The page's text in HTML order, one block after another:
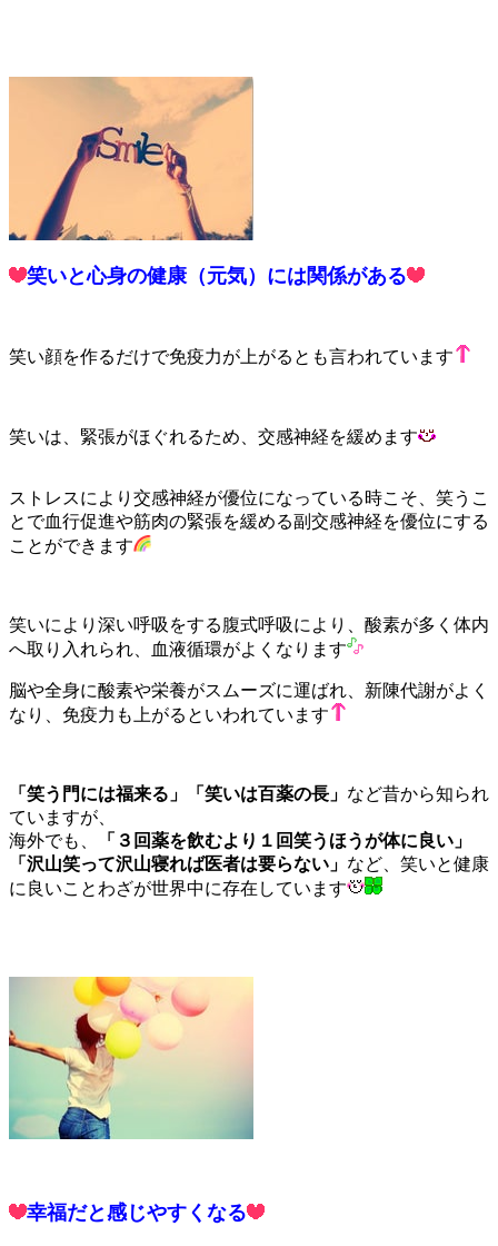
笑いと心身の健康（元気）には関係がある
笑い顔を作るだけで免疫力が上がるとも言われています
笑いは、緊張がほぐれるため、交感神経を緩めます
ストレスにより交感神経が優位になっている時こそ、笑うこ
とで血行促進や筋肉の緊張を緩める副交感神経を優位にする
ことができます
笑いにより深い呼吸をする腹式呼吸により、酸素が多く体内
へ取り入れられ、血液循環がよくなります
脳や全身に酸素や栄養がスムーズに運ばれ、新陳代謝がよく
なり、免疫力も上がるといわれています
「笑う門には福来る」「笑いは百薬の長」 など昔から知られ
ていますが、
海外でも、
「３回薬を飲むより１回笑うほうが体に良い」
「沢山笑って沢山寝れば医者は要らない」 など、笑いと健康
に良いことわざが世界中に存在しています
幸福だと感じやすくなる